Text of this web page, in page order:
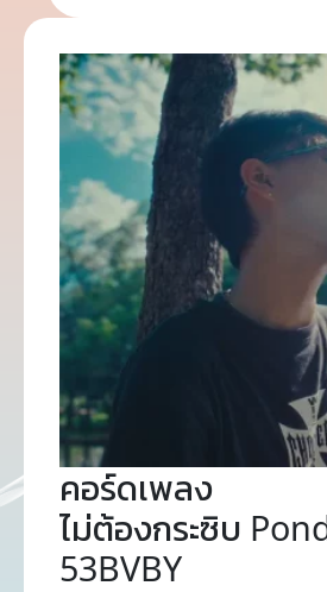
คอร์ดเพลง
ไม่ต้องกระซิบ
53BVBY